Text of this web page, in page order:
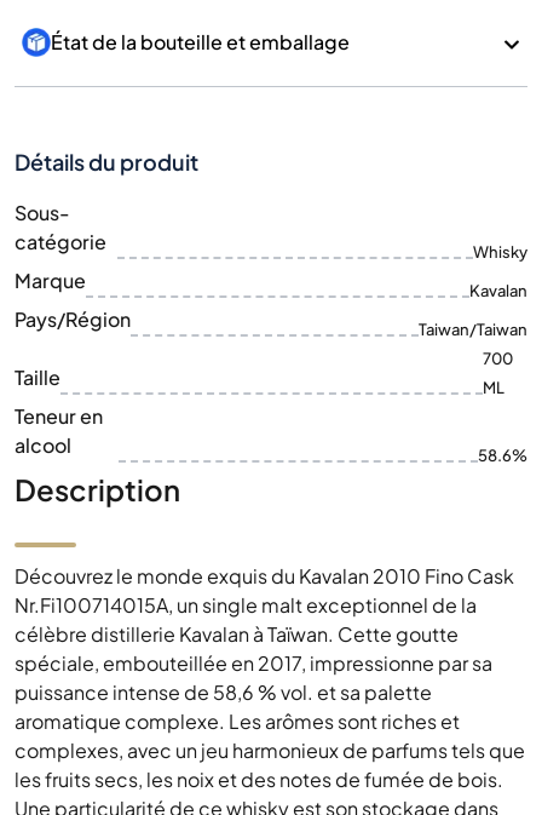
État de la bouteille et emballage
Détails du produit
Sous-
catégorie
Whisky
Marque Kavalan
Pays/Région Taiwan/Taiwan
Taille
700
ML
Teneur en
alcool
58.6%
Description
Découvrez le monde exquis du Kavalan 2010 Fino Cask
Nr.Fi100714015A, un single malt exceptionnel de la
célèbre distillerie Kavalan à Taïwan. Cette goutte
spéciale, embouteillée en 2017, impressionne par sa
puissance intense de 58,6 % vol. et sa palette
aromatique complexe. Les arômes sont riches et
complexes, avec un jeu harmonieux de parfums tels que
les fruits secs, les noix et des notes de fumée de bois.
Une particularité de ce whisky est son stockage dans